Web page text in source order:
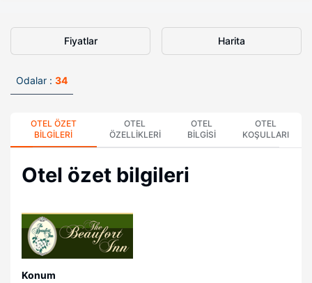
Fiyatlar Harita
Odalar : 34
OTEL ÖZET
BILGILERI
OTEL
ÖZELLIKLERI
OTEL
BILGISI
OTEL
KOŞULLARI
Otel özet bilgileri
Konum